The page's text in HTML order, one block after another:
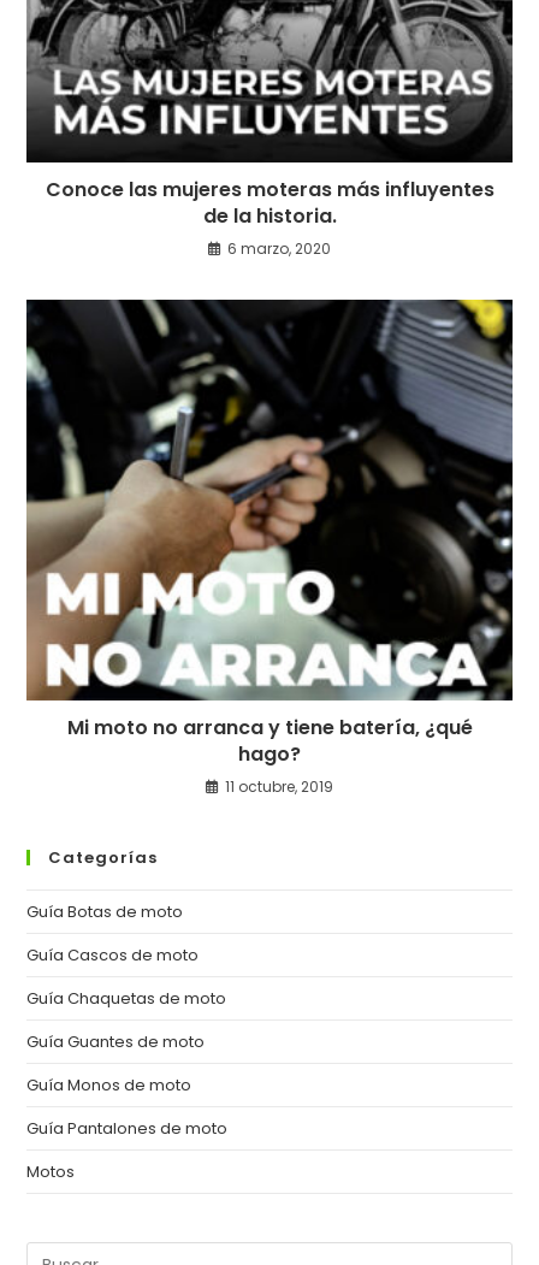
Conoce las mujeres moteras más influyentes
de la historia.
6 marzo, 2020
Mi moto no arranca y tiene batería, ¿qué
hago?
11 octubre, 2019
Categorías
Guía Botas de moto
Guía Cascos de moto
Guía Chaquetas de moto
Guía Guantes de moto
Guía Monos de moto
Guía Pantalones de moto
Motos